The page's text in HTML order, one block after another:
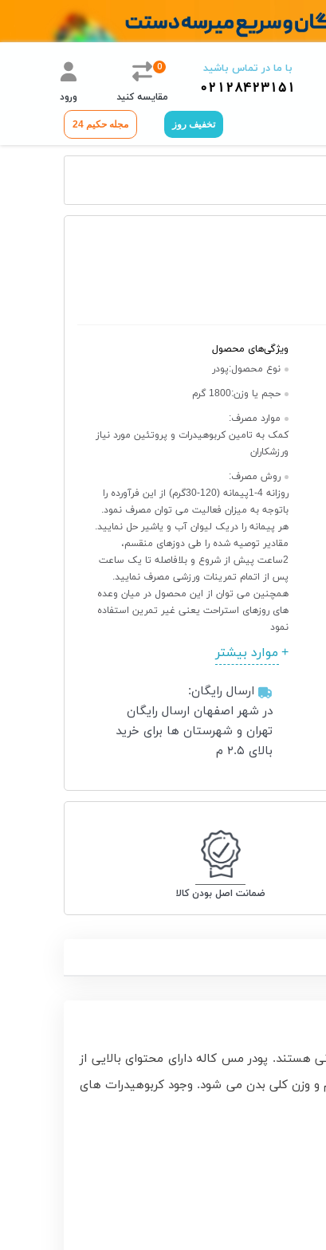
با ما در تماس باشید
02128423151
0
مقایسه کنید ورود
تخفیف روز مجله حکیم 24
ویژگی‌های محصول
نوع محصول:پودر
حجم یا وزن:1800 گرم
موارد مصرف:
کمک به تامین کربوهیدرات و پروتئین مورد نیاز
ورزشکاران
روش مصرف:
روزانه 4-1پیمانه (120-30گرم) از این فرآورده را
باتوجه به میزان فعالیت می توان مصرف نمود.
هر پیمانه را دریک لیوان آب و یاشیر حل نمایید.
مقادیر توصیه شده را طی دوزهای منقسم،
2ساعت پیش از شروع و بلافاصله تا یک ساعت
پس از اتمام تمرینات ورزشی مصرف نمایید.
همچنین می توان از این محصول در میان وعده
های روزهای استراحت یعنی غیر تمرین استفاده
نمود
موارد بیشتر
ارسال رایگان:
در شهر اصفهان ارسال رایگان
تهران و شهرستان ها برای خرید
بالای ۲.۵ م
ضمانت اصل بودن کالا
پودر مس کاله دارای محتوای بالایی از
وزن کلی بدن می شود. وجود کربوهیدرات های